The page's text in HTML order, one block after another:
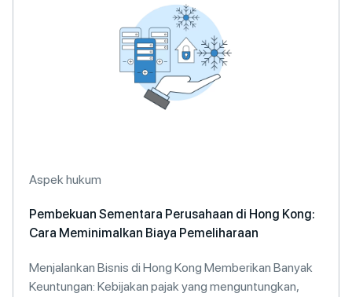
Aspek hukum
Pembekuan Sementara Perusahaan di Hong Kong:
Cara Meminimalkan Biaya Pemeliharaan
Menjalankan Bisnis di Hong Kong Memberikan Banyak
Keuntungan: Kebijakan pajak yang menguntungkan,